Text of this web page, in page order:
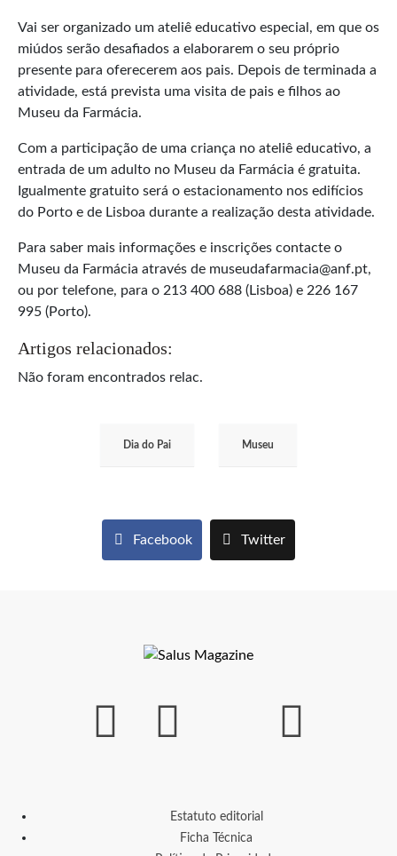
Vai ser organizado um ateliê educativo especial, em que os
miúdos serão desafiados a elaborarem o seu próprio
presente para oferecerem aos pais. Depois de terminada a
atividade, está prevista uma visita de pais e filhos ao
Museu da Farmácia.
Com a participação de uma criança no ateliê educativo, a
entrada de um adulto no Museu da Farmácia é gratuita.
Igualmente gratuito será o estacionamento nos edifícios
do Porto e de Lisboa durante a realização desta atividade.
Para saber mais informações e inscrições contacte o
Museu da Farmácia através de museudafarmacia@anf.pt,
ou por telefone, para o 213 400 688 (Lisboa) e 226 167
995 (Porto).
Artigos relacionados:
Não foram encontrados relac.
Dia do Pai Museu
Facebook Twitter
Estatuto editorial
Ficha Técnica